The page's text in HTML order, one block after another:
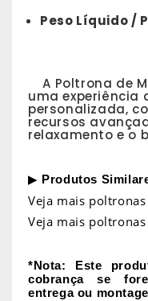
Peso Líquido /
A Poltrona de
uma experiência
personalizada,
recursos
relaxamento e o
▶ Produtos
Veja mais
Veja mais
*Nota: Este
cobrança se
entrega ou